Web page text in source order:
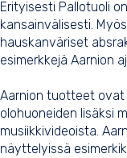
Erityisesti Pallotuoli
kansainvälisesti. Myös
hauskanväriset
esimerkkejä Aarnion
Aarnion tuotteet
olohuoneiden lisäksi
musiikkivideoista.
näyttelyissä